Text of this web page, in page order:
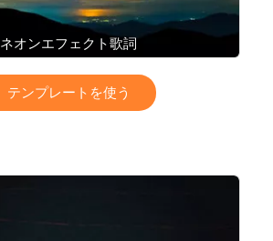
ネオンエフェクト歌詞
テンプレートを使う